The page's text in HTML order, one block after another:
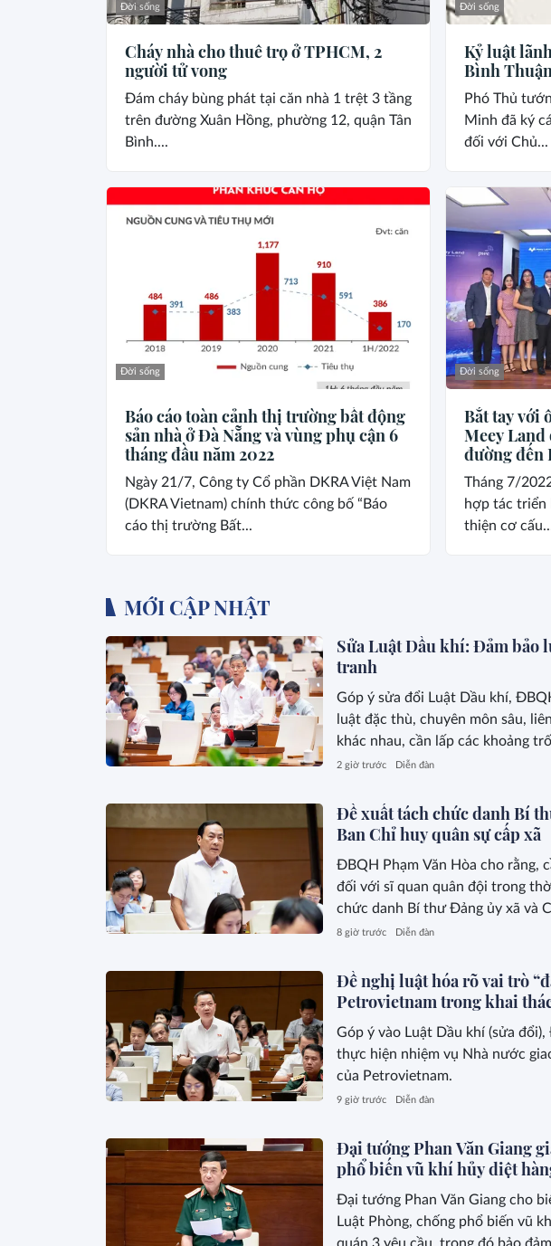
Đời sống
Cháy nhà cho thuê trọ ở TPHCM, 2
người tử vong
Đám cháy bùng phát tại căn nhà 1 trệt 3 tầng
trên đường Xuân Hồng, phường 12, quận Tân
Bình....
Đời sống
Kỷ luật
Bình Thuận
Phó Thủ
Minh đã ký
đối với Chủ...
Đời sống
Báo cáo toàn cảnh thị trường bất động
sản nhà ở Đà Nẵng và vùng phụ cận 6
tháng đầu năm 2022
Ngày 21/7, Công ty Cổ phần DKRA Việt Nam
(DKRA Vietnam) chính thức công bố “Báo
cáo thị trường Bất...
Đời sống
Bắt tay với
Meey
đường đến
Tháng 7/
hợp tác triển
thiện cơ
MỚI CẬP NHẬT
Sửa Luật Dầu khí: Đảm bảo
tranh
Góp ý sửa đổi Luật Dầu khí,
luật đặc thù, chuyên môn sâu,
khác nhau, cần lấp các khoảng
sinh trong thực tiễn.
2 giờ trước Diễn đàn
Đề xuất tách chức danh Bí
Ban Chỉ huy quân sự cấp xã
ĐBQH Phạm Văn Hòa cho rằng,
đối với sĩ quan quân đội trong
chức danh Bí thư Đảng ủy xã và
xã.
8 giờ trước Diễn đàn
Đề nghị luật hóa rõ vai trò
Petrovietnam trong khai
Góp ý vào Luật Dầu khí (sửa
thực hiện nhiệm vụ Nhà nước
của Petrovietnam.
9 giờ trước Diễn đàn
Đại tướng Phan Văn Giang
phổ biến vũ khí hủy diệt
Đại tướng Phan Văn Giang cho
Luật Phòng, chống phổ biến vũ